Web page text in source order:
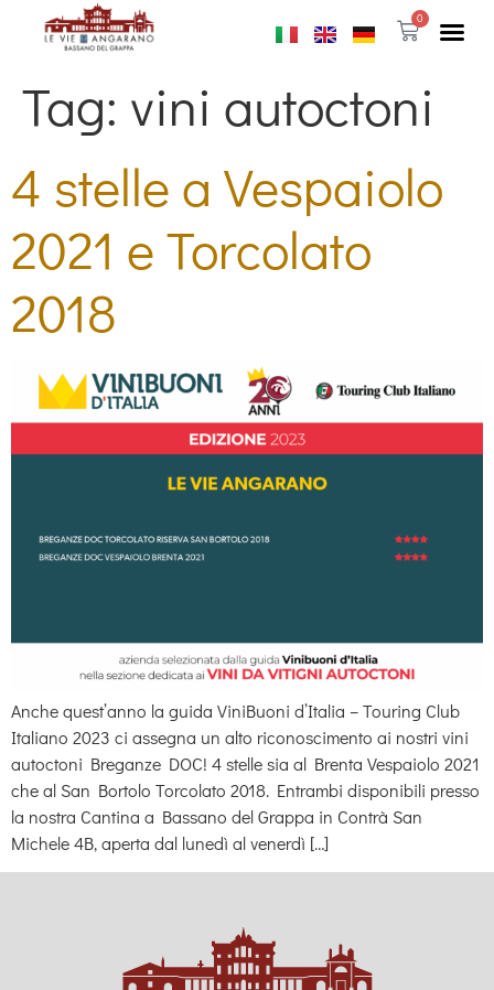
0
Tag: vini autoctoni
4 stelle a Vespaiolo
2021 e Torcolato
2018
Anche quest’anno la guida ViniBuoni d’Italia – Touring Club
Italiano 2023 ci assegna un alto riconoscimento ai nostri vini
autoctoni Breganze DOC! 4 stelle sia al Brenta Vespaiolo 2021
che al San Bortolo Torcolato 2018. Entrambi disponibili presso
la nostra Cantina a Bassano del Grappa in Contrà San
Michele 4B, aperta dal lunedì al venerdì […]